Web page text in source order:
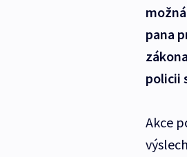
pana
policii
Akce